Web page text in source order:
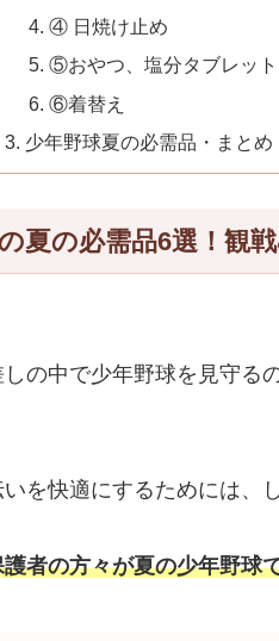
④ 日焼け止め
⑤おやつ、塩分タブレット
⑥着替え
少年野球夏の必需品・まとめ
夏の必需品6選！観
の中で少年野球を見守る
を快適にするためには、
護者の方々が夏の少年野球